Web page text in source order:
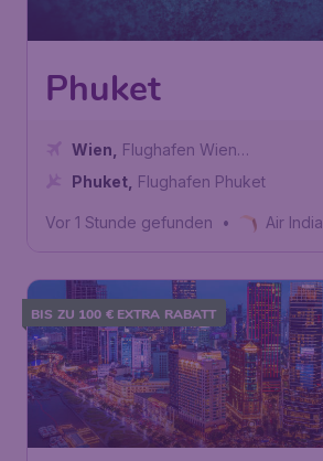
Phuket
Wien
Flughafen Wien
Schwechat
Phuket Flughafen Phuket
Vor 1 Stunde gefunden • Air India
BIS ZU 100 € EXTRA RABATT